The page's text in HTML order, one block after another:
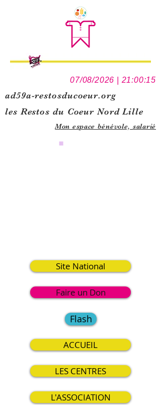
07/08/2026 | 21:00:15
ad59a-restosducoeur.org
les Restos du Coeur Nord Lille
Mon espace bénévole, salarié
Site National
Faire un Don
Flash
ACCUEIL
LES CENTRES
L'ASSOCIATION